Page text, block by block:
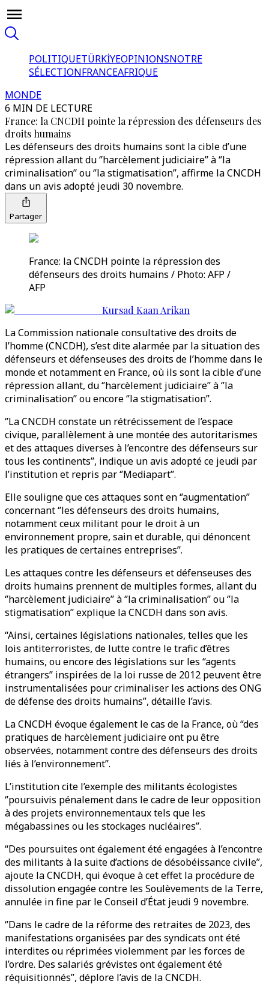
POLITIQUETÜRKİYEOPINIONSNOTRE
SÉLECTIONFRANCEAFRIQUE
MONDE
6 MIN DE LECTURE
France: la CNCDH pointe la répression des défenseurs des
droits humains
Les défenseurs des droits humains sont la cible d’une
répression allant du ‘’harcèlement judiciaire’’ à ‘’la
criminalisation’’ ou ‘’la stigmatisation’’, affirme la CNCDH
dans un avis adopté jeudi 30 novembre.
Partager
France: la CNCDH pointe la répression des
défenseurs des droits humains / Photo: AFP /
AFP
Kursad Kaan Arikan
La Commission nationale consultative des droits de
l’homme (CNCDH), s’est dite alarmée par la situation des
défenseurs et défenseuses des droits de l’homme dans le
monde et notamment en France, où ils sont la cible d’une
répression allant, du ‘’harcèlement judiciaire’’ à ‘’la
criminalisation’’ ou encore ‘’la stigmatisation’’.
‘’La CNCDH constate un rétrécissement de l’espace
civique, parallèlement à une montée des autoritarismes
et des attaques diverses à l’encontre des défenseurs sur
tous les continents’’, indique un avis adopté ce jeudi par
l’institution et repris par ‘’Mediapart’’.
Elle souligne que ces attaques sont en ‘’augmentation’’
concernant ‘’les défenseurs des droits humains,
notamment ceux militant pour le droit à un
environnement propre, sain et durable, qui dénoncent
les pratiques de certaines entreprises’’.
Les attaques contre les défenseurs et défenseuses des
droits humains prennent de multiples formes, allant du
‘’harcèlement judiciaire’’ à ‘’la criminalisation’’ ou ‘’la
stigmatisation’’ explique la CNCDH dans son avis.
“Ainsi, certaines législations nationales, telles que les
lois antiterroristes, de lutte contre le trafic d’êtres
humains, ou encore des législations sur les “agents
étrangers” inspirées de la loi russe de 2012 peuvent être
instrumentalisées pour criminaliser les actions des ONG
de défense des droits humains”, détaille l’avis.
La CNCDH évoque également le cas de la France, où “des
pratiques de harcèlement judiciaire ont pu être
observées, notamment contre des défenseurs des droits
liés à l’environnement”.
L’institution cite l’exemple des militants écologistes
‘’poursuivis pénalement dans le cadre de leur opposition
à des projets environnementaux tels que les
mégabassines ou les stockages nucléaires’’.
“Des poursuites ont également été engagées à l’encontre
des militants à la suite d’actions de désobéissance civile”,
ajoute la CNCDH, qui évoque à cet effet la procédure de
dissolution engagée contre les Soulèvements de la Terre,
annulée in fine par le Conseil d’État jeudi 9 novembre.
‘’Dans le cadre de la réforme des retraites de 2023, des
manifestations organisées par des syndicats ont été
interdites ou réprimées violemment par les forces de
l’ordre. Des salariés grévistes ont également été
réquisitionnés’’, déplore l’avis de la CNCDH.